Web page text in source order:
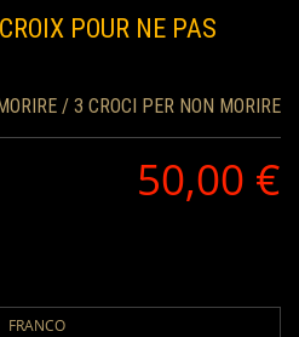
POUR NE PAS
/ 3 CROCI PER NON MORIRE
50,00 €
FRANCO